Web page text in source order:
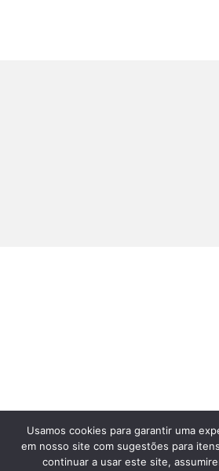
Fale Conosco
(11)3313-
Usamos cookies para garantir uma
em nosso site com sugestões para
continuar a usar este site,